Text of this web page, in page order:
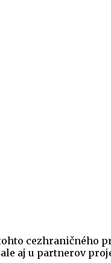
cezhraničného
aj u partnerov